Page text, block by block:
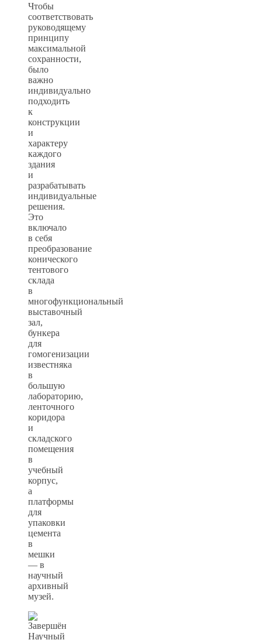
Чтобы
соответствовать
руководящему
принципу
максимальной
сохранности,
было
важно
индивидуально
подходить
к
конструкции
и
характеру
каждого
здания
и
разрабатывать
индивидуальные
решения.
Это
включало
в себя
преобразование
конического
тентового
склада
в
многофункциональный
выставочный
зал,
бункера
для
гомогенизации
известняка
в
большую
лабораторию,
ленточного
коридора
и
складского
помещения
в
учебный
корпус,
а
платформы
для
упаковки
цемента
в
мешки
— в
научный
архивный
музей.